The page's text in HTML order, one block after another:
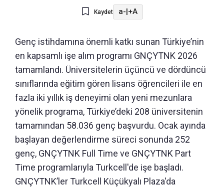
Kaydet a-|+A
Genç istihdamına önemli katkı sunan Türkiye’nin
en kapsamlı işe alım programı GNÇYTNK 2026
tamamlandı. Üniversitelerin üçüncü ve dördüncü
sınıflarında eğitim gören lisans öğrencileri ile en
fazla iki yıllık iş deneyimi olan yeni mezunlara
yönelik programa, Türkiye’deki 208 üniversitenin
tamamından 58.036 genç başvurdu. Ocak ayında
başlayan değerlendirme süreci sonunda 252
genç, GNÇYTNK Full Time ve GNÇYTNK Part
Time programlarıyla Turkcell'de işe başladı.
GNÇYTNK’ler Turkcell Küçükyalı Plaza'da